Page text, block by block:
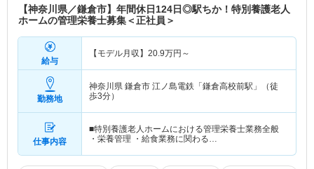
【神奈川県／鎌倉市】年間休日124日◎駅ちか！特別養護老人
ホームの管理栄養士募集＜正社員＞
給与
【モデル月収】 20.9万円～
勤務地
神奈川県 鎌倉市 江ノ島電鉄「鎌倉高校前駅」（徒
歩3分）
仕事内容
■特別養護老人ホームにおける管理栄養士業務全般
・栄養管理 ・給食業務に関わる…